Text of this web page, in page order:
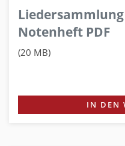
Liedersammlung
Notenheft PDF
(20 MB)
IN DEN